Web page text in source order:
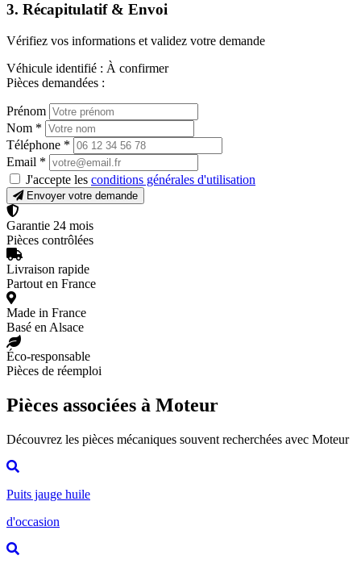
3. Récapitulatif & Envoi
Vérifiez vos informations et validez votre demande
Véhicule identifié : À confirmer
Pièces demandées :
Prénom
Nom *
Téléphone *
Email *
J'accepte les conditions générales d'utilisation
Envoyer votre demande
Garantie 24 mois
Pièces contrôlées
Livraison rapide
Partout en France
Made in France
Basé en Alsace
Éco-responsable
Pièces de réemploi
Pièces associées à Moteur
Découvrez les pièces mécaniques souvent recherchées avec Moteur
Puits jauge huile
d'occasion